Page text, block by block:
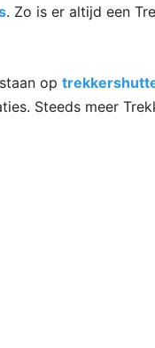
. Zo is er altijd een
op
Steeds meer